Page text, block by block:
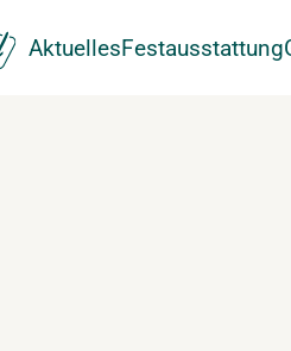
AktuellesFestausstattung